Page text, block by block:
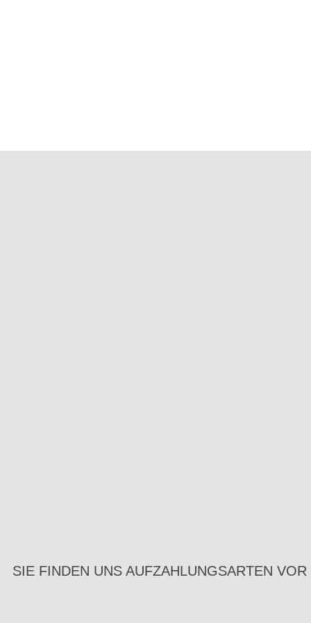
SIE FINDEN UNS AUFZAHLUNGSARTEN VOR